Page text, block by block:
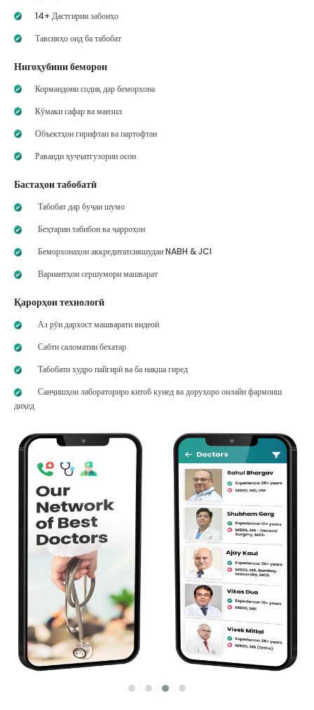
14+ Дастгирии забонҳо
Тавсияҳо оид ба табобат
Нигоҳубини беморон
Кормандони содиқ дар беморхона
Кӯмаки сафар ва манзил
Объектҳои гирифтан ва партофтан
Раванди ҳуҷҷатгузории осон
Бастаҳои табобатӣ
Табобат дар буҷаи шумо
Беҳтарин табибон ва ҷарроҳон
Беморхонаҳои аккредитатсияшудаи NABH & JCI
Вариантҳои сершумори машварат
Қарорҳои технологӣ
Аз рӯи дархост машварати видеоӣ
Сабти саломатии бехатар
Табобати худро пайгирӣ ва ба нақша гиред
Санҷишҳои лабораториро китоб кунед ва доруҳоро онлайн фармоиш
диҳед